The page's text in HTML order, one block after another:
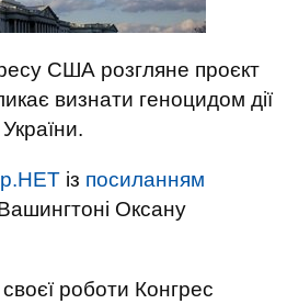
США розгляне проєкт
визнати геноцидом дії
України.
із посиланням
Оксану
роботи Конгрес